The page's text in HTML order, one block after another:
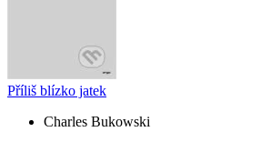
Příliš blízko jatek
Charles Bukowski